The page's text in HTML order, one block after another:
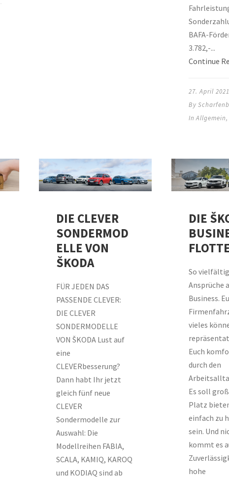
BAFA-
3.782,-...
Continue
27. April 2021
By
In Allgemein,
DIE CLEVER
SONDERMOD
ELLE VON
ŠKODA
FÜR JEDEN DAS
PASSENDE CLEVER:
DIE CLEVER
SONDERMODELLE
VON ŠKODA Lust auf
eine
CLEVERbesserung?
Dann habt Ihr jetzt
gleich fünf neue
CLEVER
Sondermodelle zur
Auswahl: Die
Modellreihen FABIA,
SCALA, KAMIQ, KAROQ
und KODIAQ sind ab
DIE
So
Ansprüche
Business.
vieles
Euch
durch den
Es soll
Platz
einfach zu
sein. Und
kommt es
hohe